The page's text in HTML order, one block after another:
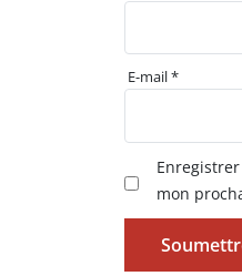
E-mail*
mon